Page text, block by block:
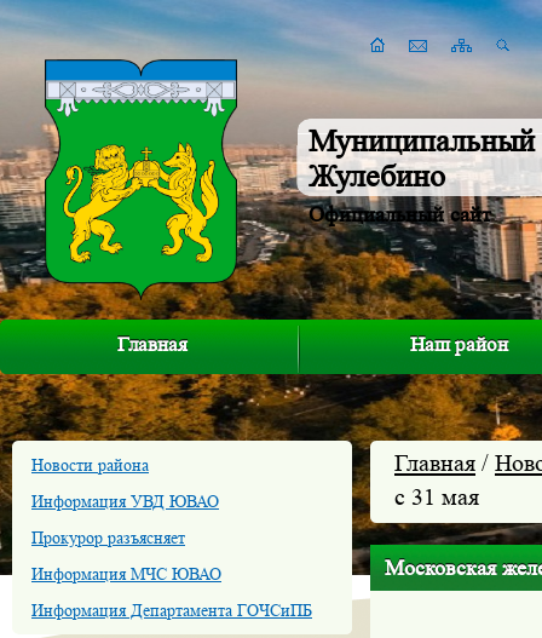
Муниципальный
Жулебино
Официальный сайт
Главная Наш район
Новости района
Информация УВД ЮВАО
Прокурор разъясняет
Информация МЧС ЮВАО
Информация Департамента ГОЧСиПБ
Главная /
с 31 мая
Московская